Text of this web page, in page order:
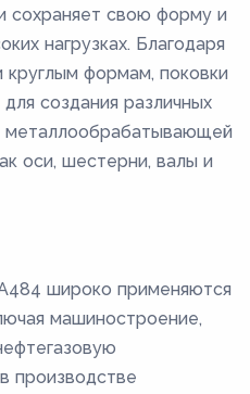
сохраняет свою форму и
нагрузках. Благодаря
формам, поковки
создания различных
металлообрабатывающей
оси, шестерни, валы и
широко применяются
машиностроение,
производстве